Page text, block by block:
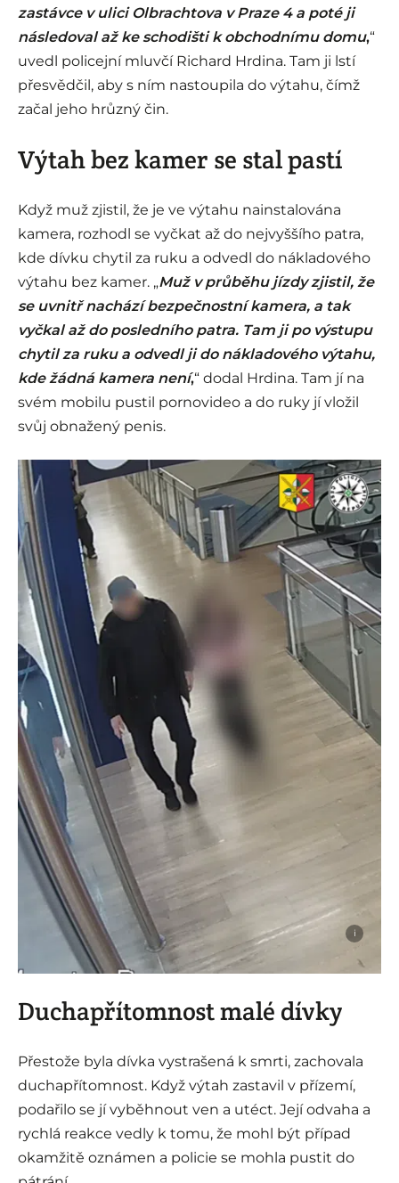
zastávce v ulici Olbrachtova v Praze 4 a poté ji
následoval až ke schodišti k obchodnímu domu,“
uvedl policejní mluvčí Richard Hrdina. Tam ji lstí
přesvědčil, aby s ním nastoupila do výtahu, čímž
začal jeho hrůzný čin.
Výtah bez kamer se stal pastí
Když muž zjistil, že je ve výtahu nainstalována
kamera, rozhodl se vyčkat až do nejvyššího patra,
kde dívku chytil za ruku a odvedl do nákladového
výtahu bez kamer. „Muž v průběhu jízdy zjistil, že
se uvnitř nachází bezpečnostní kamera, a tak
vyčkal až do posledního patra. Tam ji po výstupu
chytil za ruku a odvedl ji do nákladového výtahu,
kde žádná kamera není,“ dodal Hrdina. Tam jí na
svém mobilu pustil pornovideo a do ruky jí vložil
svůj obnažený penis.
i
Duchapřítomnost malé dívky
Přestože byla dívka vystrašená k smrti, zachovala
duchapřítomnost. Když výtah zastavil v přízemí,
podařilo se jí vyběhnout ven a utéct. Její odvaha a
rychlá reakce vedly k tomu, že mohl být případ
okamžitě oznámen a policie se mohla pustit do